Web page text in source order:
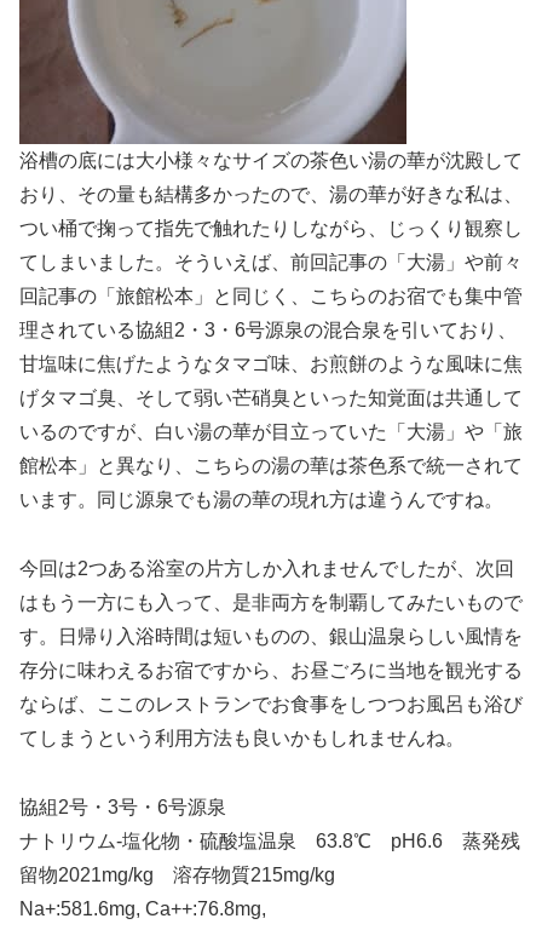
浴槽の底には大小様々なサイズの茶色い湯の華が沈殿して
おり、その量も結構多かったので、湯の華が好きな私は、
つい桶で掬って指先で触れたりしながら、じっくり観察し
てしまいました。そういえば、前回記事の「大湯」や前々
回記事の「旅館松本」と同じく、こちらのお宿でも集中管
理されている協組2・3・6号源泉の混合泉を引いており、
甘塩味に焦げたようなタマゴ味、お煎餅のような風味に焦
げタマゴ臭、そして弱い芒硝臭といった知覚面は共通して
いるのですが、白い湯の華が目立っていた「大湯」や「旅
館松本」と異なり、こちらの湯の華は茶色系で統一されて
います。同じ源泉でも湯の華の現れ方は違うんですね。
今回は2つある浴室の片方しか入れませんでしたが、次回
はもう一方にも入って、是非両方を制覇してみたいもので
す。日帰り入浴時間は短いものの、銀山温泉らしい風情を
存分に味わえるお宿ですから、お昼ごろに当地を観光する
ならば、ここのレストランでお食事をしつつお風呂も浴び
てしまうという利用方法も良いかもしれませんね。
協組2号・3号・6号源泉
ナトリウム-塩化物・硫酸塩温泉 63.8℃ pH6.6 蒸発残
留物2021mg/kg 溶存物質215mg/kg
Na+:581.6mg, Ca++:76.8mg,